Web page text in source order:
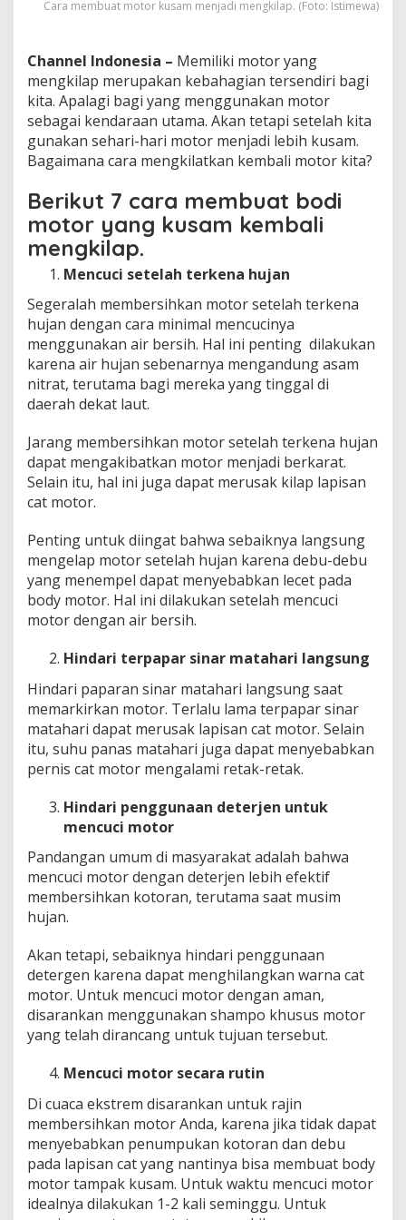
Cara membuat motor kusam menjadi mengkilap. (Foto: Istimewa)
Channel Indonesia – Memiliki motor yang
mengkilap merupakan kebahagian tersendiri bagi
kita. Apalagi bagi yang menggunakan motor
sebagai kendaraan utama. Akan tetapi setelah kita
gunakan sehari-hari motor menjadi lebih kusam.
Bagaimana cara mengkilatkan kembali motor kita?
Berikut 7 cara membuat bodi
motor yang kusam kembali
mengkilap.
Mencuci setelah terkena hujan
Segeralah membersihkan motor setelah terkena
hujan dengan cara minimal mencucinya
menggunakan air bersih. Hal ini penting dilakukan
karena air hujan sebenarnya mengandung asam
nitrat, terutama bagi mereka yang tinggal di
daerah dekat laut.
Jarang membersihkan motor setelah terkena hujan
dapat mengakibatkan motor menjadi berkarat.
Selain itu, hal ini juga dapat merusak kilap lapisan
cat motor.
Penting untuk diingat bahwa sebaiknya langsung
mengelap motor setelah hujan karena debu-debu
yang menempel dapat menyebabkan lecet pada
body motor. Hal ini dilakukan setelah mencuci
motor dengan air bersih.
Hindari terpapar sinar matahari langsung
Hindari paparan sinar matahari langsung saat
memarkirkan motor. Terlalu lama terpapar sinar
matahari dapat merusak lapisan cat motor. Selain
itu, suhu panas matahari juga dapat menyebabkan
pernis cat motor mengalami retak-retak.
Hindari penggunaan deterjen untuk
mencuci motor
Pandangan umum di masyarakat adalah bahwa
mencuci motor dengan deterjen lebih efektif
membersihkan kotoran, terutama saat musim
hujan.
Akan tetapi, sebaiknya hindari penggunaan
detergen karena dapat menghilangkan warna cat
motor. Untuk mencuci motor dengan aman,
disarankan menggunakan shampo khusus motor
yang telah dirancang untuk tujuan tersebut.
Mencuci motor secara rutin
Di cuaca ekstrem disarankan untuk rajin
membersihkan motor Anda, karena jika tidak dapat
menyebabkan penumpukan kotoran dan debu
pada lapisan cat yang nantinya bisa membuat body
motor tampak kusam. Untuk waktu mencuci motor
idealnya dilakukan 1-2 kali seminggu. Untuk